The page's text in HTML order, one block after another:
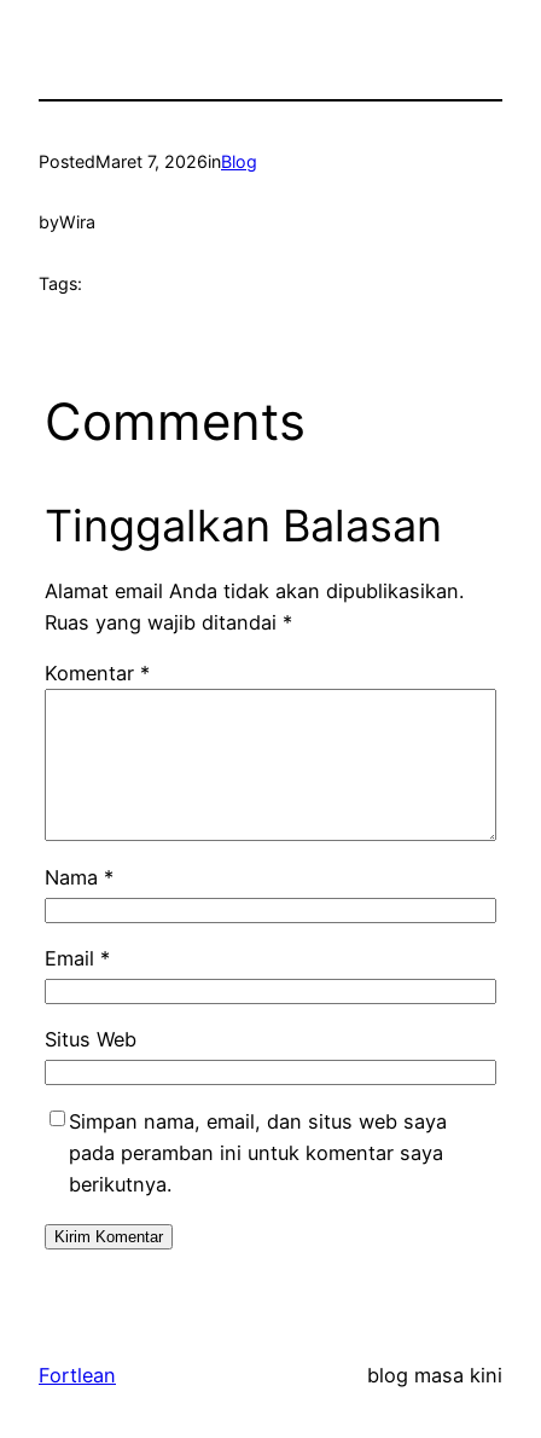
PostedMaret 7, 2026inBlog
byWira
Tags:
Comments
Tinggalkan Balasan
Alamat email Anda tidak akan dipublikasikan.
Ruas yang wajib ditandai *
Komentar *
Nama *
Email *
Situs Web
Simpan nama, email, dan situs web saya
pada peramban ini untuk komentar saya
berikutnya.
Fortlean blog masa kini